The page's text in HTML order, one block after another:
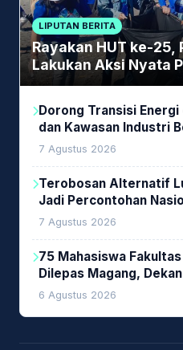
LIPUTAN BERITA
Rayakan HUT ke-25,
Lakukan Aksi Nyata
Lingkungan
Dorong Transisi Energi
dan Kawasan Industri
Investasi Woodchip
7 Agustus 2026
Terobosan Alternatif
Jadi Percontohan
7 Agustus 2026
75 Mahasiswa
Dilepas Magang,
Penting
6 Agustus 2026